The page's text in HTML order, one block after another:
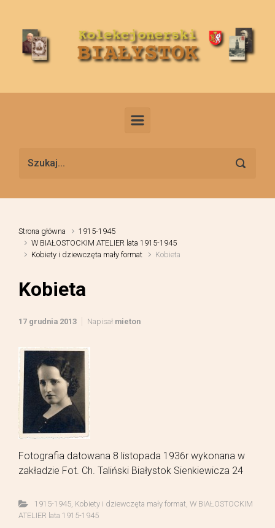
Strona główna
1915-1945
W BIAŁOSTOCKIM ATELIER lata 1915-1945
Kobiety i dziewczęta mały format
Kobieta
Kobieta
17 grudnia 2013 Napisał mieton
Fotografia datowana 8 listopada 1936r wykonana w
zakładzie Fot. Ch. Taliński Białystok Sienkiewicza 24
1915-1945, Kobiety i dziewczęta mały format W BIAŁOSTOCKIM
ATELIER lata 1915-1945